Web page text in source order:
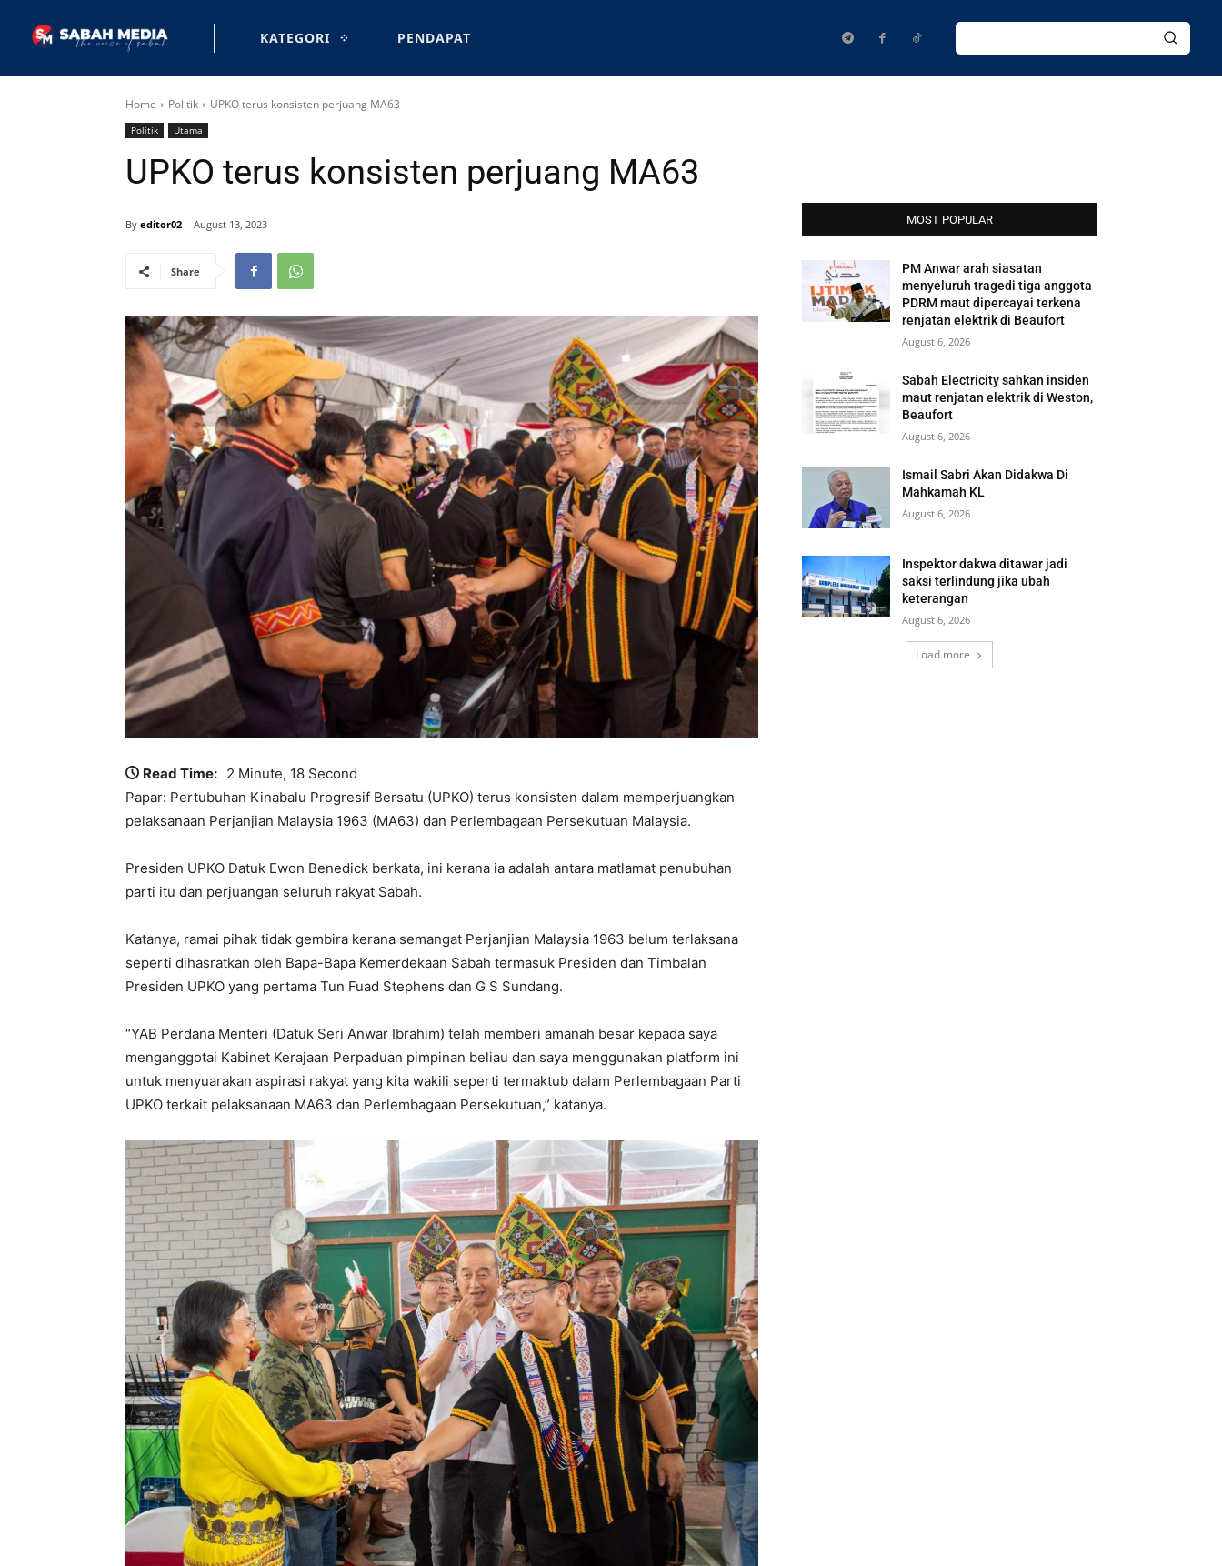
KATEGORI PENDAPAT
Home Politik UPKO terus konsisten perjuang MA63
Politik Utama
UPKO terus konsisten perjuang MA63
By editor02 August 13, 2023
Share
Read Time: 2 Minute, 18 Second
Papar: Pertubuhan Kinabalu Progresif Bersatu (UPKO) terus konsisten dalam memperjuangkan
pelaksanaan Perjanjian Malaysia 1963 (MA63) dan Perlembagaan Persekutuan Malaysia.
Presiden UPKO Datuk Ewon Benedick berkata, ini kerana ia adalah antara matlamat penubuhan
parti itu dan perjuangan seluruh rakyat Sabah.
Katanya, ramai pihak tidak gembira kerana semangat Perjanjian Malaysia 1963 belum terlaksana
seperti dihasratkan oleh Bapa-Bapa Kemerdekaan Sabah termasuk Presiden dan Timbalan
Presiden UPKO yang pertama Tun Fuad Stephens dan G S Sundang.
“YAB Perdana Menteri (Datuk Seri Anwar Ibrahim) telah memberi amanah besar kepada saya
menganggotai Kabinet Kerajaan Perpaduan pimpinan beliau dan saya menggunakan platform ini
untuk menyuarakan aspirasi rakyat yang kita wakili seperti termaktub dalam Perlembagaan Parti
UPKO terkait pelaksanaan MA63 dan Perlembagaan Persekutuan,” katanya.
MOST POPULAR
PM Anwar arah siasatan
menyeluruh tragedi tiga anggota
PDRM maut dipercayai terkena
renjatan elektrik di Beaufort
August 6, 2026
Sabah Electricity sahkan insiden
maut renjatan elektrik di Weston,
Beaufort
August 6, 2026
Ismail Sabri Akan Didakwa Di
Mahkamah KL
August 6, 2026
Inspektor dakwa ditawar jadi
saksi terlindung jika ubah
keterangan
August 6, 2026
Load more